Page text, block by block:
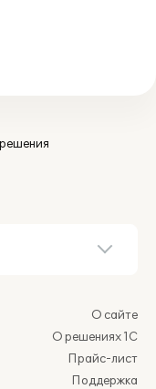
О сайте
О решениях 1С
Прайс-лист
Поддержка